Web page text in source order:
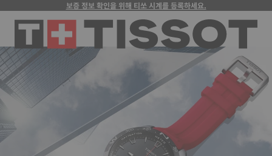
보증 정보 확인을 위해 티쏘 시계를 등록하세요.